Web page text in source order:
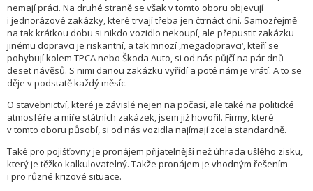
nemají práci. Na druhé straně se však v tomto oboru objevují
i jednorázové zakázky, které trvají třeba jen čtrnáct dní. Samozřejmě
na tak krátkou dobu si nikdo vozidlo nekoupí, ale přepustit zakázku
jinému dopravci je riskantní, a tak mnozí ,megadopravci‘, kteří se
pohybují kolem TPCA nebo Škoda Auto, si od nás půjčí na pár dnů
deset návěsů. S nimi danou zakázku vyřídí a poté nám je vrátí. A to se
děje v podstatě každý měsíc.
O stavebnictví, které je závislé nejen na počasí, ale také na politické
atmosféře a míře státních zakázek, jsem již hovořil. Firmy, které
v tomto oboru působí, si od nás vozidla najímají zcela standardně.
Také pro pojišťovny je pronájem přijatelnější než úhrada ušlého zisku,
který je těžko kalkulovatelný. Takže pronájem je vhodným řešením
i pro různé krizové situace.